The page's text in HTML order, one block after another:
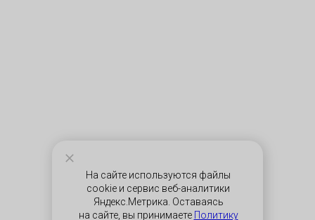
На сайте используются файлы
cookie и сервис веб-аналитики
Яндекс.Метрика. Оставаясь
на сайте, вы принимаете Политику